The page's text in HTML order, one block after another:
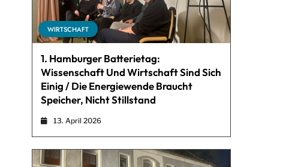
WIRTSCHAFT
1. Hamburger Batterietag:
Wissenschaft Und Wirtschaft Sind Sich
Einig / Die Energiewende Braucht
Speicher, Nicht Stillstand
13. April 2026